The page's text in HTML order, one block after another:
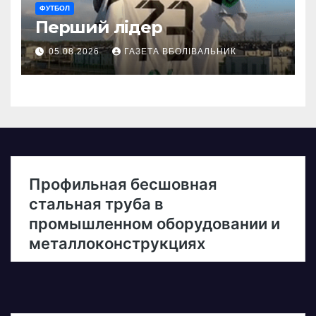
ФУТБОЛ
Перший лідер
05.08.2026 ГАЗЕТА ВБОЛІВАЛЬНИК